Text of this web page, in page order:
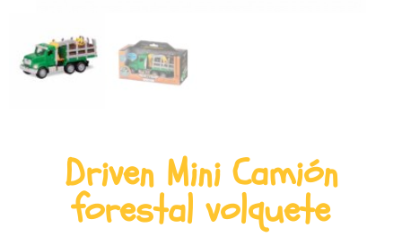
Driven Mini Camión
forestal volquete